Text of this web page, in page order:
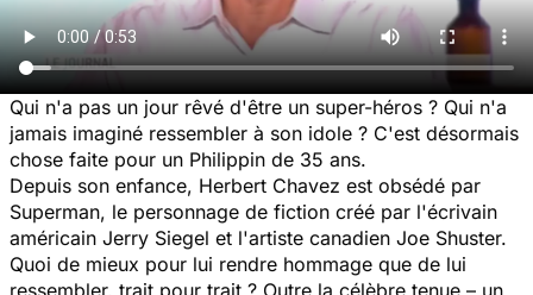
Qui n'a pas un jour rêvé d'être un super-héros ? Qui n'a
jamais imaginé ressembler à son idole ? C'est désormais
chose faite pour un Philippin de 35 ans.
Depuis son enfance, Herbert Chavez est obsédé par
Superman, le personnage de fiction créé par l'écrivain
américain Jerry Siegel et l'artiste canadien Joe Shuster.
Quoi de mieux pour lui rendre hommage que de lui
ressembler, trait pour trait ? Outre la célèbre tenue – un